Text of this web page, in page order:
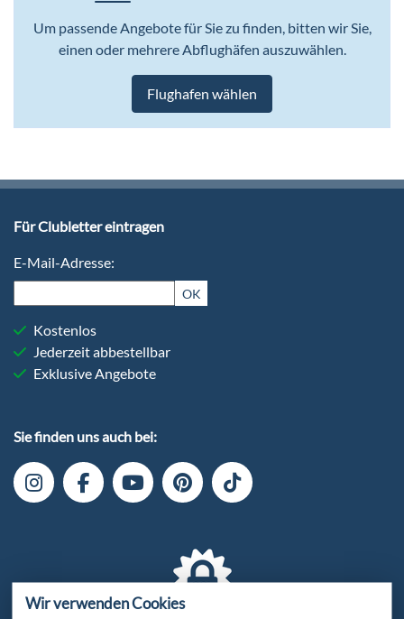
Um passende Angebote für Sie zu finden, bitten wir Sie,
einen oder mehrere Abflughäfen auszuwählen.
Flughafen wählen
Sie finden uns auch bei:
Für Clubletter eintragen
E-Mail-Adresse:
OK
Kostenlos
Jederzeit abbestellbar
Exklusive Angebote
Wir verwenden Cookies